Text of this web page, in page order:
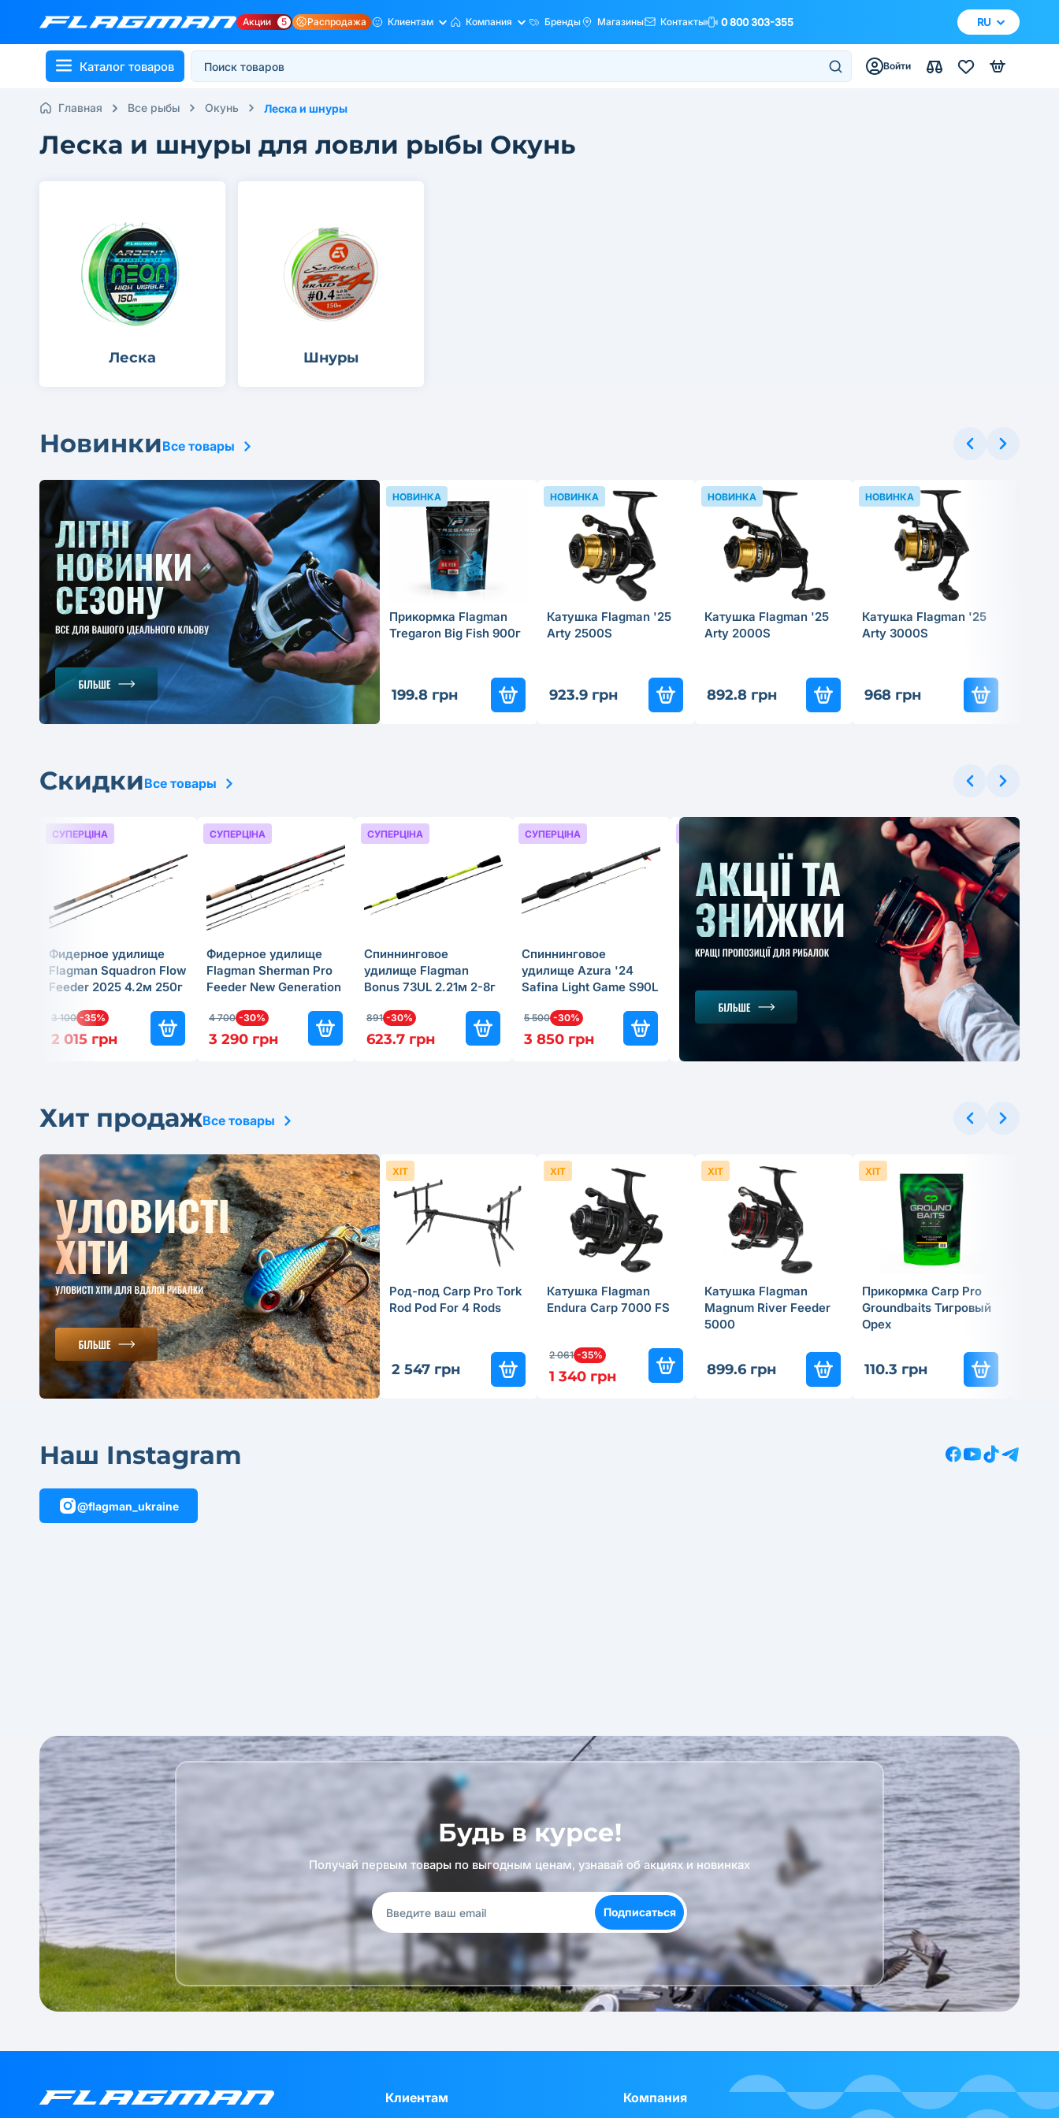
Акции 5 Распродажа Клиентам Компания Бренды Магазины Контакты 0 800 303-355 RU
Каталог товаров Войти
Главная Все рыбы Окунь Леска и шнуры
Леска и шнуры для ловли рыбы Окунь
Леска Шнуры
НовинкиВсе товары
Прикормка Flagman
Tregaron Big Fish 900г
199.8 грн
НОВИНКА
Катушка Flagman '25
Arty 2500S
923.9 грн
НОВИНКА
Катушка Flagman '25
Arty 2000S
892.8 грн
НОВИНКА
Катушка Flagman '25
Arty 3000S
968 грн
НОВИНКА
СкидкиВсе товары
Катушка Flagman
Avenger Bolo 2000
Front Plastic Spool 1BB
СУПЕРЦІНА
Спиннинговое
удилище Azura '24
Safina Light Game S90L
5 500 -30%
3 850 грн
СУПЕРЦІНА
Спиннинговое
удилище Flagman
Bonus 73UL 2.21м 2-8г
891 -30%
623.7 грн
СУПЕРЦІНА
Фидерное удилище
Flagman Sherman Pro
Feeder New Generation
4 700 -30%
3 290 грн
СУПЕРЦІНА
Фидерное удилище
Flagman Squadron Flow
Feeder 2025 4.2м 250г
3 100 -35%
2 015 грн
СУПЕРЦІНА
Хит продажВсе товары
Род-под Carp Pro Tork
Rod Pod For 4 Rods
2 547 грн
ХІТ
Катушка Flagman
Endura Carp 7000 FS
2 061 -35%
1 340 грн
ХІТ
Катушка Flagman
Magnum River Feeder
5000
899.6 грн
ХІТ
Прикормка Carp Pro
Groundbaits Тигровый
Орех
110.3 грн
ХІТ
Наш Instagram
@flagman_ukraine
Будь в курсе!
Получай первым товары по выгодным ценам, узнавай об акциях и новинках
Подписаться
Клиентам Компания